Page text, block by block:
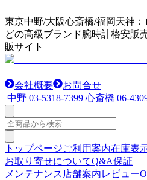
東京中野/大阪心斎橋/福岡天神
どの高級ブランド腕時計格安販
販サイト
会社概要
お問合せ
中野 03-5318-7399 心斎橋 06-
トップページご利用案内在庫表
お取り寄せについてQ&A保証
メンテナンス 店舗案内レビュー